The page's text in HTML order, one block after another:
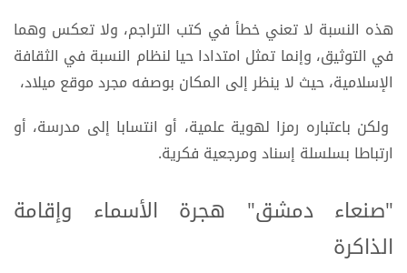
هذه النسبة لا تعني خطأ في كتب التراجم، ولا تعكس وهما
في التوثيق، وإنما تمثل امتدادا حيا لنظام النسبة في الثقافة
الإسلامية، حيث لا ينظر إلى المكان بوصفه مجرد موقع ميلاد،
ولكن باعتباره رمزا لهوية علمية، أو انتسابا إلى مدرسة، أو
ارتباطا بسلسلة إسناد ومرجعية فكرية.
"صنعاء دمشق" هجرة الأسماء وإقامة
الذاكرة